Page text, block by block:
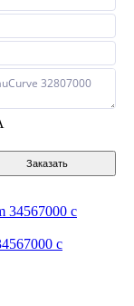
Заказать
с